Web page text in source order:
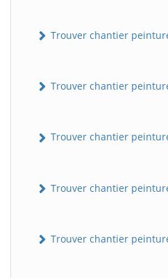
Trouver chantier
Trouver chantier
Trouver chantier
Trouver chantier
Trouver chantier